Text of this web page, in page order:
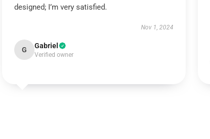
designed; I’m very satisfied.
Nov 1, 2024
G Gabriel
Verified owner